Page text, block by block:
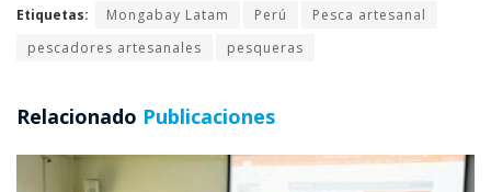
Etiquetas: Mongabay Latam Perú
Pesca artesanal
pescadores artesanales
pesqueras
Relacionado Publicaciones